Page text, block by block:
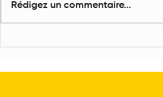
Wallonie ? Bonne nouvelle : la
Région wallonne continue de
en 2026. Que vous sou
Rédigez un commentaire...